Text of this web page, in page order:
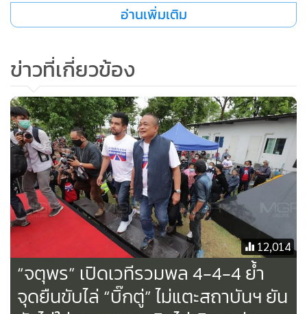
อ่านเพิ่มเติม
ข่าวที่เกี่ยวข้อง
12,014
“จตุพร” เปิดเวทีรวมพล 4-4-4 ย้ำ
จุดยืนขับไล่ “บิ๊กตู่” ไม่แตะสถาบันฯ ยัน